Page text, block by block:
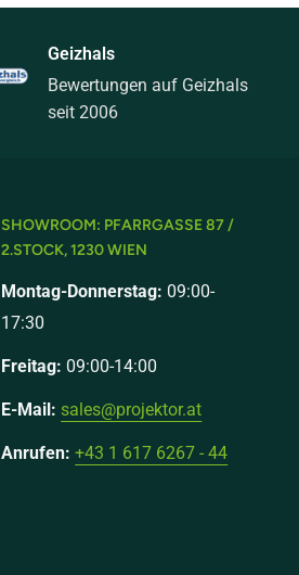
Geizhals
Bewertungen auf Geizhals
seit 2006
SHOWROOM: PFARRGASSE 87 /
2.STOCK, 1230 WIEN
Montag-Donnerstag: 09:00-
17:30
Freitag: 09:00-14:00
E-Mail: sales@projektor.at
Anrufen: +43 1 617 6267 - 44